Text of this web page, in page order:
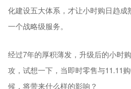
化建设五大体系，才让小时购日趋成
一个战略级服务。
经过7年的厚积薄发，升级后的小时
攻，试想一下，当即时零售与11.11
候，将带来什么样的影响？